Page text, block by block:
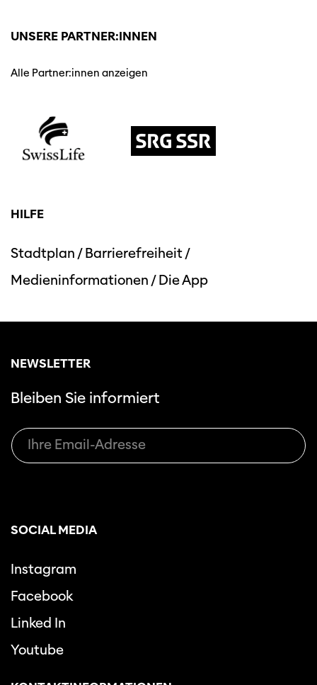
UNSERE PARTNER:INNEN
Alle Partner:innen anzeigen
HILFE
Stadtplan /Barrierefreiheit/
Medieninformationen /Die App
NEWSLETTER
Bleiben Sie informiert
SOCIAL MEDIA
Instagram
Facebook
Linked In
Youtube